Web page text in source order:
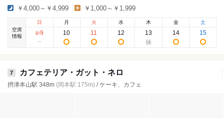
￥4,000～￥4,999 ￥1,000～￥1,999
空席
情報
日
8/9
月
10
火
11
水
12
木
13
金
14
土
15
7 カフェテリア・ガット・ネロ
摂津本山駅 348m (岡本駅 175m) / ケーキ、カフェ